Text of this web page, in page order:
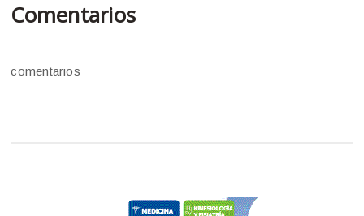
Comentarios
comentarios